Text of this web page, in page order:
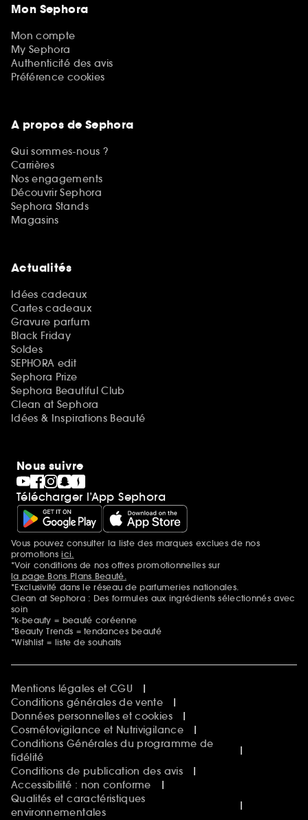
Mon Sephora
Mon compte
My Sephora
Authenticité des avis
Préférence cookies
A propos de Sephora
Qui sommes-nous ?
Carrières
Nos engagements
Découvrir Sephora
Sephora Stands
Magasins
Actualités
Idées cadeaux
Cartes cadeaux
Gravure parfum
Black Friday
Soldes
SEPHORA edit
Sephora Prize
Sephora Beautiful Club
Clean at Sephora
Idées & Inspirations Beauté
Nous suivre
Télécharger l’App Sephora
Mentions additionnelles
Vous pouvez consulter la liste des marques exclues de nos
promotionsici.
*Voir conditions de nos offres promotionnelles sur
la page Bons Plans Beauté.
*Exclusivité dans le réseau de parfumeries nationales.
Clean at Sephora : Des formules aux ingrédients sélectionnés avec
soin
*k-beauty = beauté coréenne
*Beauty Trends = tendances beauté
*Wishlist = liste de souhaits
Mentions légales et CGU
Conditions générales de vente
Données personnelles et cookies
Cosmétovigilance et Nutrivigilance
Conditions Générales du programme de
fidélité
Conditions de publication des avis
Accessibilité : non conforme
Qualités et caractéristiques
environnementales